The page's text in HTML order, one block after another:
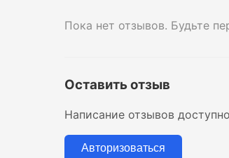
Пока нет отзывов. Будьте
Оставить отзыв
Написание отзывов
Авторизоваться